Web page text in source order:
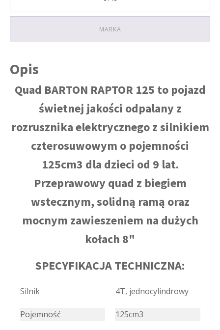
MARKA
Opis
Quad BARTON RAPTOR 125 to pojazd
świetnej jakości odpalany z
rozrusznika elektrycznego z silnikiem
czterosuwowym o pojemności
125cm3 dla dzieci od 9 lat.
Przeprawowy quad z biegiem
wstecznym, solidną ramą oraz
mocnym zawieszeniem na dużych
kołach 8"
SPECYFIKACJA TECHNICZNA:
Silnik 4T, jednocylindrowy
Pojemność 125cm3